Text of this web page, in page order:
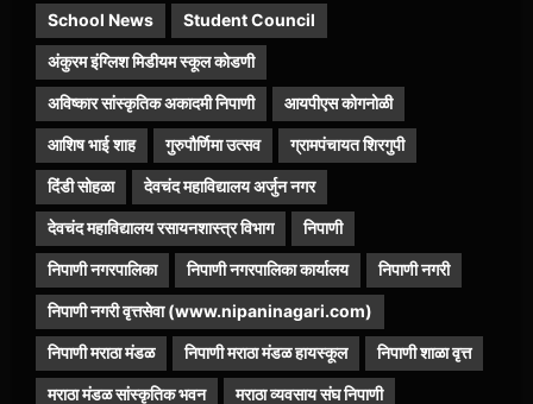
School News Student Council
अंकुरम इंग्लिश मिडीयम स्कूल कोडणी
अविष्कार सांस्कृतिक अकादमी निपाणी आयपीएस कोगनोळी
आशिष भाई शाह गुरुपौर्णिमा उत्सव ग्रामपंचायत शिरगुपी
दिंडी सोहळा देवचंद महाविद्यालय अर्जुन नगर
देवचंद महाविद्यालय रसायनशास्त्र विभाग निपाणी
निपाणी नगरपालिका निपाणी नगरपालिका कार्यालय निपाणी नगरी
निपाणी नगरी वृत्तसेवा (www.nipaninagari.com)
निपाणी मराठा मंडळ निपाणी मराठा मंडळ हायस्कूल निपाणी शाळा वृत्त
मराठा मंडळ सांस्कृतिक भवन मराठा व्यवसाय संघ निपाणी